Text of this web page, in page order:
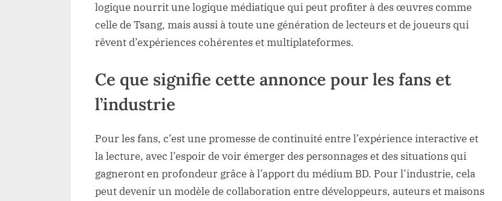
logique nourrit une logique médiatique qui peut profiter à des œuvres comme
celle de Tsang, mais aussi à toute une génération de lecteurs et de joueurs qui
rêvent d’expériences cohérentes et multiplateformes.
Ce que signifie cette annonce pour les fans et
l’industrie
Pour les fans, c’est une promesse de continuité entre l’expérience interactive et
la lecture, avec l’espoir de voir émerger des personnages et des situations qui
gagneront en profondeur grâce à l’apport du médium BD. Pour l’industrie, cela
peut devenir un modèle de collaboration entre développeurs, auteurs et maisons